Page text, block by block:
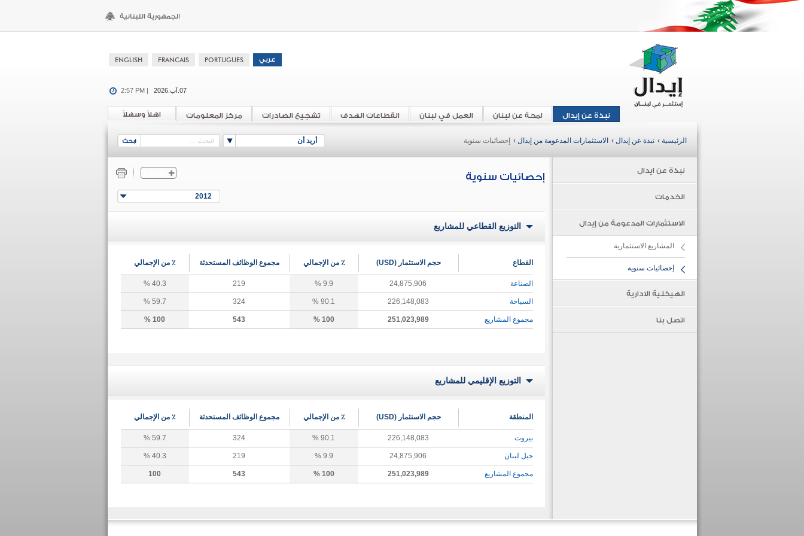
07.آب.2026 2:57 PM |
اهلاً وسهلاً مركز المعلومات تشجيع الصادرات القطاعات الهدف العمل في لبنان لمحة عن لبنان نبذة عن إيدال
أريد أن الرئيسية › نبذة عن إيدال › الاستثمارات المدعومة من إيدال › إحصائيات سنوية
نبذة عن ايدال
الخدمات
الاستثمارات المدعومة من إيدال
المشاريع الاستثمارية
إحصائيات سنوية
الهيكلية الادارية
اتصل بنا
إحصائيات سنوية
2012
التوزيع القطاعي للمشاريع
القطاع حجم الاستثمار (USD) ٪ من الإجمالي مجموع الوظائف المستحدثة ٪ من الإجمالي
الصناعة 24,875,906
9.9 %
219
40.3 %
السياحة 226,148,083
90.1 %
324
59.7 %
مجموع المشاريع 251,023,989
100 %
543
100 %
التوزيع الإقليمي للمشاريع
المنطقة حجم الاستثمار (USD) ٪ من الإجمالي مجموع الوظائف المستحدثة ٪ من الإجمالي
بيروت 226,148,083
90.1 %
324
59.7 %
جبل لبنان 24,875,906
9.9 %
219
40.3 %
مجموع المشاريع 251,023,989
100 %
543
100